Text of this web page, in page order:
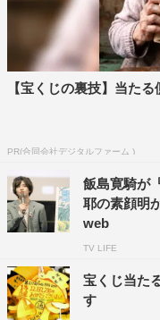
『愛唄 －約束のナク
1月25日（金）全国公開
【宝くじの裏技】当た
PR(合同会社デジタルファーム )
飯島寛騎が
耶の素顔明
web
TV LIFE
宝くじ当た
す